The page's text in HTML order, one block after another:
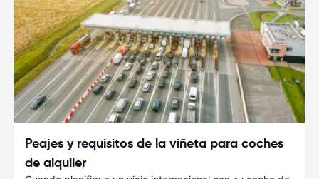
Peajes y requisitos de la viñeta para coches
de alquiler